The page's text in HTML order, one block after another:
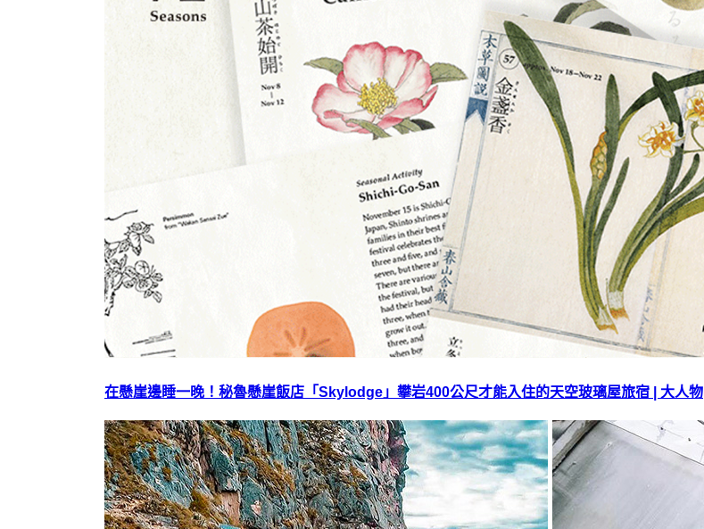
在懸崖邊睡一晚！秘魯懸崖飯店「Skylodge」攀岩400公尺才能入住的天空玻璃屋旅宿 | 大人物